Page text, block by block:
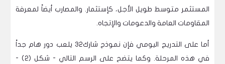
المستثمر متوسط طويل الأجل، كإستثمار. والمصارب أيضاً لمعرفة
المقاومات العامة والدعومات والإتجاه.
أما على التدريج اليومي فإن نموذج شارك32 يلعب دور هام جداً
في هذه المرحلة. وكما يتضح على الرسم التالي - شكل (2) -